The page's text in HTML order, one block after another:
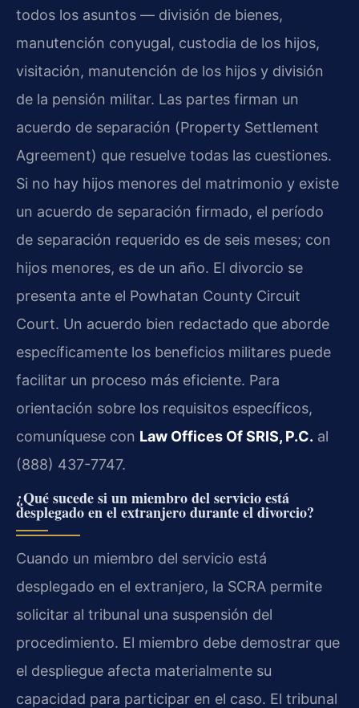
todos los asuntos — división de bienes,
manutención conyugal, custodia de los hijos,
visitación, manutención de los hijos y división
de la pensión militar. Las partes firman un
acuerdo de separación (Property Settlement
Agreement) que resuelve todas las cuestiones.
Si no hay hijos menores del matrimonio y existe
un acuerdo de separación firmado, el período
de separación requerido es de seis meses; con
hijos menores, es de un año. El divorcio se
presenta ante el Powhatan County Circuit
Court. Un acuerdo bien redactado que aborde
específicamente los beneficios militares puede
facilitar un proceso más eficiente. Para
orientación sobre los requisitos específicos,
comuníquese con Law Offices Of SRIS, P.C. al
(888) 437-7747.
¿Qué sucede si un miembro del servicio está
desplegado en el extranjero durante el divorcio?
Cuando un miembro del servicio está
desplegado en el extranjero, la SCRA permite
solicitar al tribunal una suspensión del
procedimiento. El miembro debe demostrar que
el despliegue afecta materialmente su
capacidad para participar en el caso. El tribunal